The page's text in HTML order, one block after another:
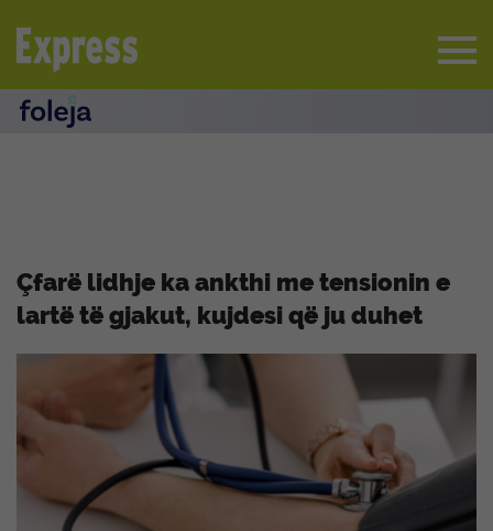
Çfarë lidhje ka ankthi me tensionin e
lartë të gjakut, kujdesi që ju duhet